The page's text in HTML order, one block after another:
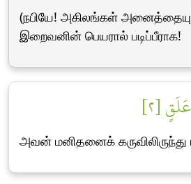
(நபியே! அகிலங்கள்
இறைவனின் பெயரால் படிப்பீராக!
[٢]
அவன் மனிதனைக்